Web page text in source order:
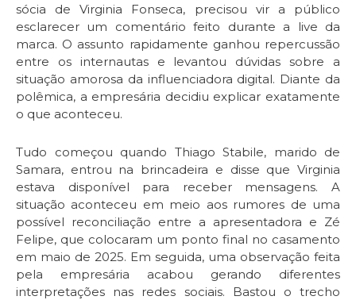
sócia de Virginia Fonseca, precisou vir a público
esclarecer um comentário feito durante a live da
marca. O assunto rapidamente ganhou repercussão
entre os internautas e levantou dúvidas sobre a
situação amorosa da influenciadora digital. Diante da
polêmica, a empresária decidiu explicar exatamente
o que aconteceu.
Tudo começou quando Thiago Stabile, marido de
Samara, entrou na brincadeira e disse que Virginia
estava disponível para receber mensagens. A
situação aconteceu em meio aos rumores de uma
possível reconciliação entre a apresentadora e Zé
Felipe, que colocaram um ponto final no casamento
em maio de 2025. Em seguida, uma observação feita
pela empresária acabou gerando diferentes
interpretações nas redes sociais. Bastou o trecho